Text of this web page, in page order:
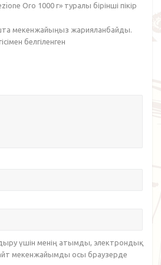
Oro 1000 г» туралы бірінші пікір
мекенжайыңыз жарияланбайды.
белгіленген
үшін менің атымды, электрондық
мекенжайымды осы браузерде